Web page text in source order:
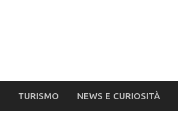
TURISMO NEWS E CURIOSITÀ